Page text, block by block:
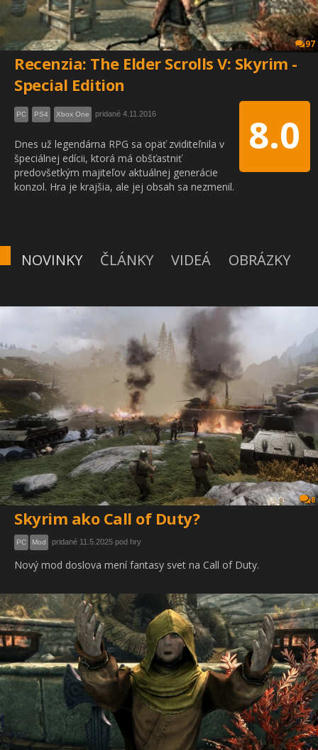
97
Recenzia: The Elder Scrolls V: Skyrim -
Special Edition
8.0
PC PS4 Xbox One pridané 4.11.2016
Dnes už legendárna RPG sa opäť zviditeľnila v
špeciálnej edícii, ktorá má obšťastniť
predovšetkým majiteľov aktuálnej generácie
konzol. Hra je krajšia, ale jej obsah sa nezmenil.
NOVINKY ČLÁNKY VIDEÁ OBRÁZKY
8
Skyrim ako Call of Duty?
PC Mod pridané 11.5.2025 pod hry
Nový mod doslova mení fantasy svet na Call of Duty.